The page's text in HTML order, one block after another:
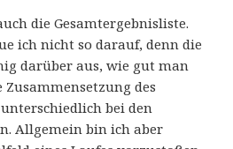
die Gesamtergebnisliste.
ich nicht so darauf, denn die
darüber aus, wie gut man
des
bei den
Allgemein bin ich aber